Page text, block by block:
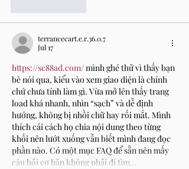
terrancecart.e.r.36.0.7
Jul 17
https://sc88ad.com/ mình ghé thử vì thấy bạn
bè nói qua, kiểu vào xem giao diện là chính
chứ chưa tính làm gì. Vừa mở lên thấy trang
load khá nhanh, nhìn “sạch” và dễ định
hướng, không bị nhồi chữ hay rối mắt. Mình
thích cái cách họ chia nội dung theo từng
khối nên lướt xuống vẫn biết mình đang đọc
phần nào. Có một mục FAQ để sẵn nên mấy
câu hỏi cơ bản không phải đi tìm…